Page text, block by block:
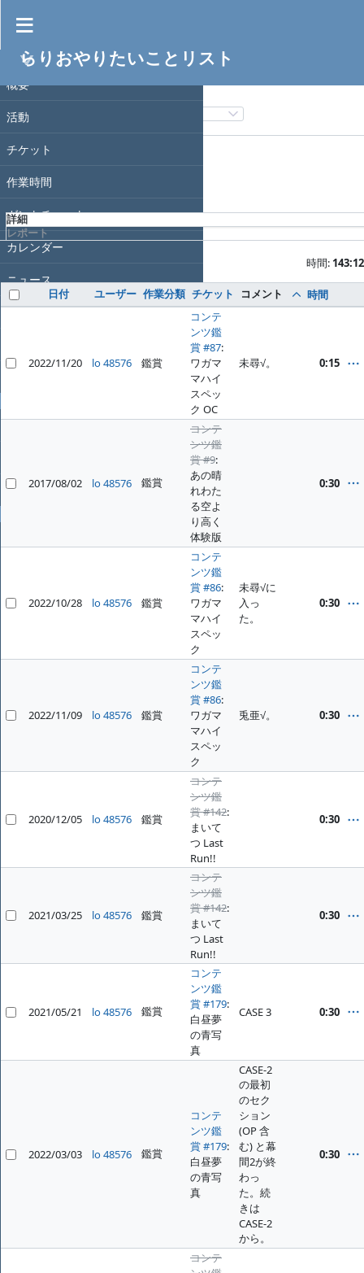
プロジェクト
概要
活動
チケット
作業時間
ガントチャート
カレンダー
ニュース
文書
ホーム
ヘルプ
らりおやりたいことリスト
作業時間
フィルタ
フィルタ追加
適用
詳細
レポート
時間: 143:12
日付 ユーザー 作業分類 チケット コメント 時間
2022/11/20 lo 48576 鑑賞
コンテ
ンツ鑑
賞 #87:
ワガマ
マハイ
スペッ
ク OC
未尋√。 0:15
2017/08/02 lo 48576 鑑賞
コンテ
ンツ鑑
賞 #9:
あの晴
れわた
る空よ
り高く
体験版
0:30
2022/10/28 lo 48576 鑑賞
コンテ
ンツ鑑
賞 #86:
ワガマ
マハイ
スペッ
ク
未尋√に
入っ
た。
0:30
2022/11/09 lo 48576 鑑賞
コンテ
ンツ鑑
賞 #86:
ワガマ
マハイ
スペッ
ク
兎亜√。 0:30
2020/12/05 lo 48576 鑑賞
コンテ
ンツ鑑
賞 #142:
まいて
つ Last
Run!!
0:30
2021/03/25 lo 48576 鑑賞
コンテ
ンツ鑑
賞 #142:
まいて
つ Last
Run!!
0:30
2021/05/21 lo 48576 鑑賞
コンテ
ンツ鑑
賞 #179:
白昼夢
の青写
真
CASE 3 0:30
2022/03/03 lo 48576 鑑賞
コンテ
ンツ鑑
賞 #179:
白昼夢
の青写
真
CASE-2
の最初
のセク
ション
(OP 含
む) と幕
間2が終
わっ
た。続
きは
CASE-2
から。
0:30
コンテ